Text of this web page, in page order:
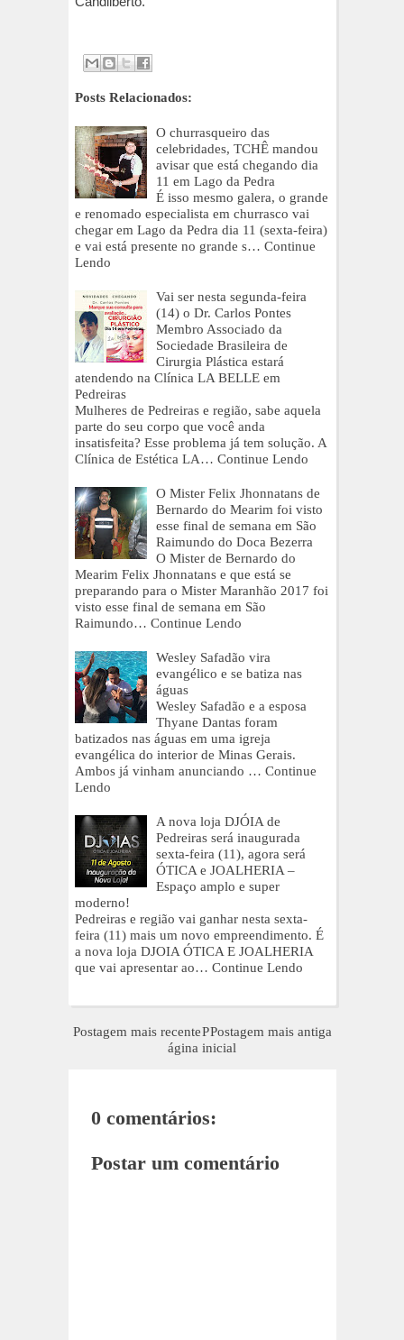
Posts Relacionados:
O churrasqueiro das
celebridades, TCHÊ mandou
avisar que está chegando dia
11 em Lago da Pedra
É isso mesmo galera, o grande
e renomado especialista em churrasco vai
chegar em Lago da Pedra dia 11 (sexta-feira)
e vai está presente no grande s… Continue
Lendo
Vai ser nesta segunda-feira
(14) o Dr. Carlos Pontes
Membro Associado da
Sociedade Brasileira de
Cirurgia Plástica estará
atendendo na Clínica LA BELLE em
Pedreiras
Mulheres de Pedreiras e região, sabe aquela
parte do seu corpo que você anda
insatisfeita? Esse problema já tem solução. A
Clínica de Estética LA… Continue Lendo
O Mister Felix Jhonnatans de
Bernardo do Mearim foi visto
esse final de semana em São
Raimundo do Doca Bezerra
O Mister de Bernardo do
Mearim Felix Jhonnatans e que está se
preparando para o Mister Maranhão 2017 foi
visto esse final de semana em São
Raimundo… Continue Lendo
Wesley Safadão vira
evangélico e se batiza nas
águas
Wesley Safadão e a esposa
Thyane Dantas foram
batizados nas águas em uma igreja
evangélica do interior de Minas Gerais.
Ambos já vinham anunciando … Continue
Lendo
A nova loja DJÓIA de
Pedreiras será inaugurada
sexta-feira (11), agora será
ÓTICA e JOALHERIA –
Espaço amplo e super
moderno!
Pedreiras e região vai ganhar nesta sexta-
feira (11) mais um novo empreendimento. É
a nova loja DJOIA ÓTICA E JOALHERIA
que vai apresentar ao… Continue Lendo
Postagem mais recente Postagem mais antiga
P
ágina inicial
0 comentários:
Postar um comentário